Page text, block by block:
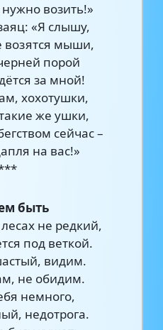
возить!»
«Я слышу,
возятся мыши,
порой
за мной!
хохотушки,
же ушки,
сейчас –
на вас!»
быть
не редкий,
под веткой.
видим.
не обидим.
немного,
недотрога.